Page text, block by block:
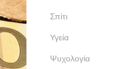
Σπίτι
Υγεία
Ψυχολογία